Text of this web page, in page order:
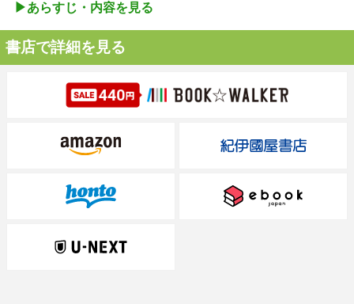
▶︎あらすじ・内容を見る
書店で詳細を見る